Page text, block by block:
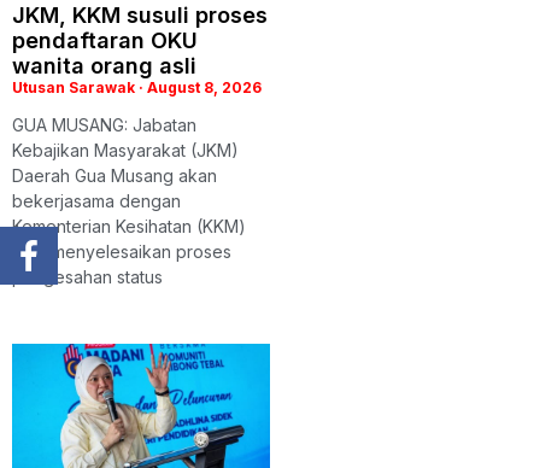
JKM, KKM susuli proses
pendaftaran OKU
wanita orang asli
Utusan Sarawak August 8, 2026
GUA MUSANG: Jabatan
Kebajikan Masyarakat (JKM)
Daerah Gua Musang akan
bekerjasama dengan
Kementerian Kesihatan (KKM)
bagi menyelesaikan proses
pengesahan status